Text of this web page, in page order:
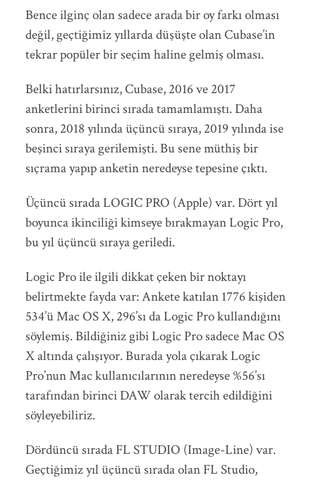
Bence ilginç olan sadece arada bir oy farkı olması
değil, geçtiğimiz yıllarda düşüşte olan Cubase’in
tekrar popüler bir seçim haline gelmiş olması.
Belki hatırlarsınız, Cubase, 2016 ve 2017
anketlerini birinci sırada tamamlamıştı. Daha
sonra, 2018 yılında üçüncü sıraya, 2019 yılında ise
beşinci sıraya gerilemişti. Bu sene müthiş bir
sıçrama yapıp anketin neredeyse tepesine çıktı.
Üçüncü sırada LOGIC PRO (Apple) var. Dört yıl
boyunca ikinciliği kimseye bırakmayan Logic Pro,
bu yıl üçüncü sıraya geriledi.
Logic Pro ile ilgili dikkat çeken bir noktayı
belirtmekte fayda var: Ankete katılan 1776 kişiden
534’ü Mac OS X, 296’sı da Logic Pro kullandığını
söylemiş. Bildiğiniz gibi Logic Pro sadece Mac OS
X altında çalışıyor. Burada yola çıkarak Logic
Pro’nun Mac kullanıcılarının neredeyse %56’sı
tarafından birinci DAW olarak tercih edildiğini
söyleyebiliriz.
Dördüncü sırada FL STUDIO (Image-Line) var.
Geçtiğimiz yıl üçüncü sırada olan FL Studio,